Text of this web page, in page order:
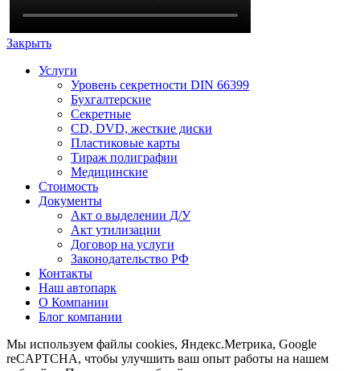
Закрыть
Услуги
Уровень секретности DIN 66399
Бухгалтерские
Секретные
CD, DVD, жесткие диски
Пластиковые карты
Тираж полиграфии
Медицинские
Стоимость
Документы
Акт о выделении Д/У
Акт утилизации
Договор на услуги
Законодательство РФ
Контакты
Наш автопарк
О Компании
Блог компании
Мы используем файлы cookies, Яндекс.Метрика, Google
reCAPTCHA, чтобы улучшить ваш опыт работы на нашем